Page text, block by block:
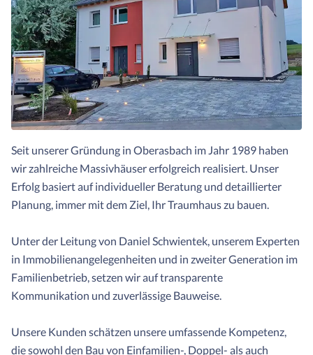
Seit unserer Gründung in Oberasbach im Jahr 1989 haben
wir zahlreiche Massivhäuser erfolgreich realisiert. Unser
Erfolg basiert auf individueller Beratung und detaillierter
Planung, immer mit dem Ziel, Ihr Traumhaus zu bauen.
Unter der Leitung von Daniel Schwientek, unserem Experten
in Immobilienangelegenheiten und in zweiter Generation im
Familienbetrieb, setzen wir auf transparente
Kommunikation und zuverlässige Bauweise.
Unsere Kunden schätzen unsere umfassende Kompetenz,
die sowohl den Bau von Einfamilien-, Doppel- als auch